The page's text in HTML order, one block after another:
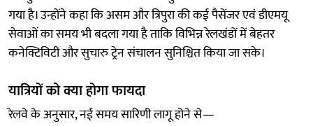
गया है। उन्होंने कहा कि असम और त्रिपुरा की कई पैसेंजर एवं डीएमयू
सेवाओं का समय भी बदला गया है ताकि विभिन्न रेलखंडों में बेहतर
कनेक्टिविटी और सुचारु ट्रेन संचालन सुनिश्चित किया जा सके।
यात्रियों को क्या होगा फायदा
रेलवे के अनुसार, नई समय सारिणी लागू होने से—